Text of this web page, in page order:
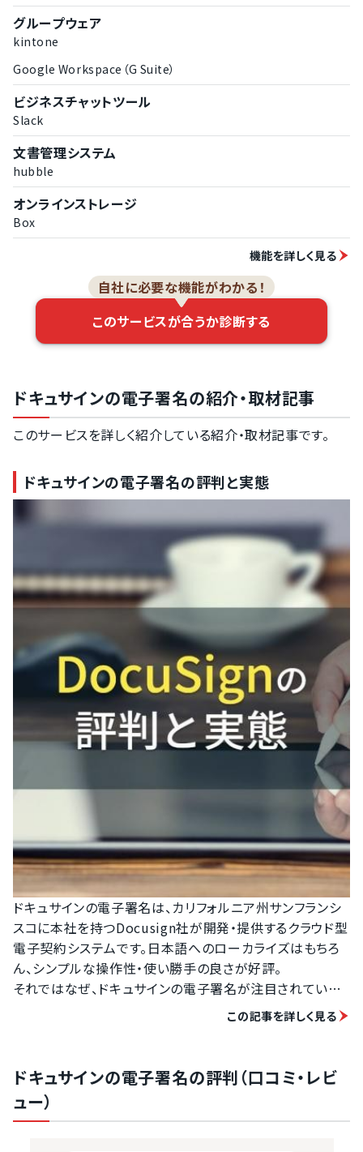
グループウェア
kintone
Google Workspace（G Suite）
ビジネスチャットツール
Slack
文書管理システム
hubble
オンラインストレージ
Box
機能を詳しく見る
自社に必要な機能がわかる！
このサービスが合うか診断する
ドキュサインの電子署名の紹介・取材記事
このサービスを詳しく紹介している紹介・取材記事です。
ドキュサインの電子署名の評判と実態
ドキュサインの電子署名は、カリフォルニア州サンフランシ
スコに本社を持つDocusign社が開発・提供するクラウド型
電子契約システムです。日本語へのローカライズはもちろ
ん、シンプルな操作性・使い勝手の良さが好評。
それではなぜ、ドキュサインの電子署名が注目されている
のでしょうか？実際の使い勝手は？どんな活用メリットを得
られるのか？　ドキュサインの電子署名の実態に迫ります。
ドキュサインの電子署名は、世界180か国以上、170万社以
上の企業が利用している、グローバルスタンダードの電子
署名・電子契約システムです。一連のプロセスを自動化する
この記事を詳しく見る
ドキュサインの電子署名の評判（口コミ・レビ
ュー）